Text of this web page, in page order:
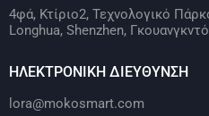
4φά, Κτίριο2, Τεχνολογικό
Longhua, Shenzhen,
ΗΛΕΚΤΡΟΝΙΚΗ ΔΙΕΥΘΥΝΣΗ
lora@mokosmart.com